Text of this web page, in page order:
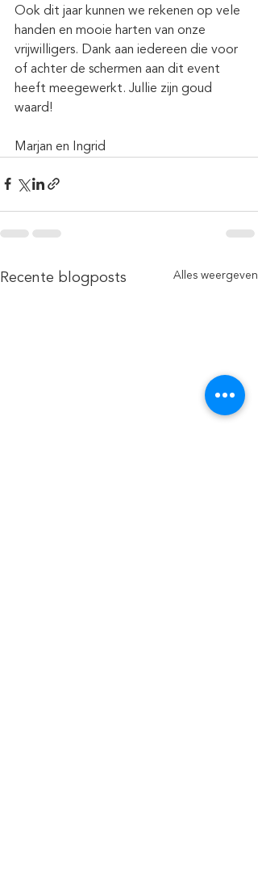
Ook dit jaar kunnen we rekenen op vele
handen en mooie harten van onze
vrijwilligers. Dank aan iedereen die voor
of achter de schermen aan dit event
heeft meegewerkt. Jullie zijn goud
waard!
Marjan en Ingrid
Recente blogposts Alles weergeven